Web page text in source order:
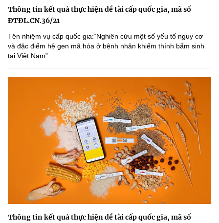
Thông tin kết quả thực hiện đề tài cấp quốc gia, mã số
ĐTĐL.CN.36/21
Tên nhiệm vụ cấp quốc gia:“Nghiên cứu một số yếu tố nguy cơ
và đặc điểm hệ gen mã hóa ở bệnh nhân khiếm thính bẩm sinh
tại Việt Nam”.
Thông tin kết quả thực hiện đề tài cấp quốc gia, mã số